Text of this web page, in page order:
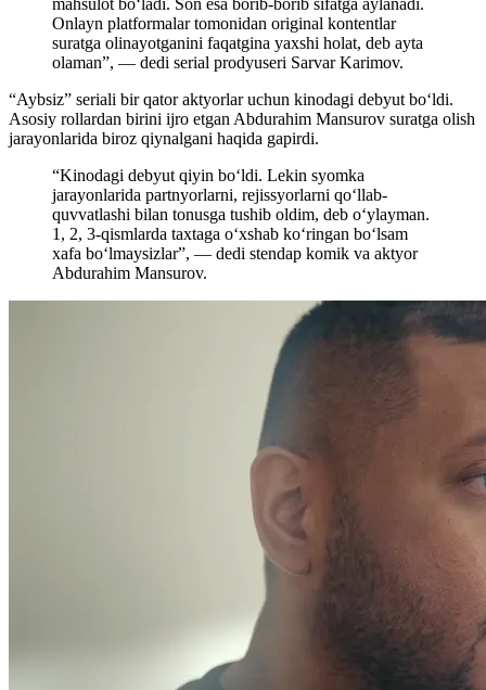
mahsulot boʻladi. Son esa borib-borib sifatga aylanadi.
Onlayn platformalar tomonidan original kontentlar
suratga olinayotganini faqatgina yaxshi holat, deb ayta
olaman”, — dedi serial prodyuseri Sarvar Karimov.
“Aybsiz” seriali bir qator aktyorlar uchun kinodagi debyut boʻldi.
Asosiy rollardan birini ijro etgan Abdurahim Mansurov suratga olish
jarayonlarida biroz qiynalgani haqida gapirdi.
“Kinodagi debyut qiyin boʻldi. Lekin syomka
jarayonlarida partnyorlarni, rejissyorlarni qoʻllab-
quvvatlashi bilan tonusga tushib oldim, deb oʻylayman.
1, 2, 3-qismlarda taxtaga oʻxshab koʻringan boʻlsam
xafa boʻlmaysizlar”, — dedi stendap komik va aktyor
Abdurahim Mansurov.